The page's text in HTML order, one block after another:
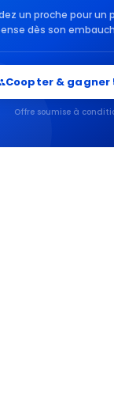
un proche pour un
dès son
Coopter & gagner
Offre soumise à